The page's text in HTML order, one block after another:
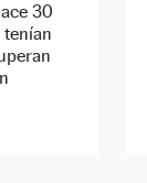
30
tenían